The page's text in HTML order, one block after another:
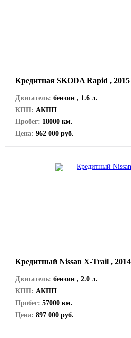
Кредитная SKODA Rapid , 2015
Двигатель: бензин , 1.6 л.
КПП: АКПП
Пробег: 18000 км.
Цена: 962 000 руб.
Кредитный Nissan X-Trail , 2014
Двигатель: бензин , 2.0 л.
КПП: АКПП
Пробег: 57000 км.
Цена: 897 000 руб.